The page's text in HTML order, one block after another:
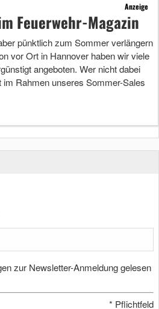
Anzeige
Feuerwehr-Magazin
pünktlich zum Sommer verlängern
vor Ort in Hannover haben wir viele
angeboten. Wer nicht dabei
Rahmen unseres Sommer-Sales
zur Newsletter-Anmeldung gelesen
* Pflichtfeld